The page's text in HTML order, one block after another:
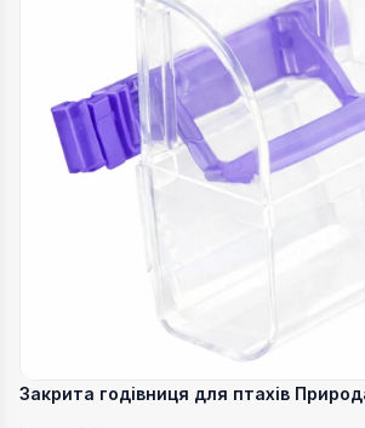
Закрита годівниця для птахів